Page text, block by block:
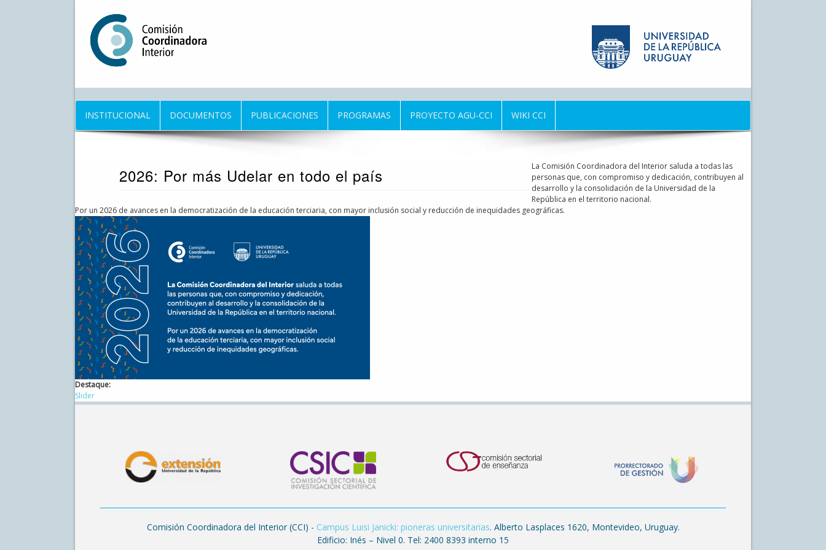
contenido
principal
INSTITUCIONAL DOCUMENTOS PUBLICACIONES PROGRAMAS PROYECTO AGU-CCI WIKI CCI
2026: Por más Udelar en todo el país
La Comisión Coordinadora del Interior saluda a todas las
personas que, con compromiso y dedicación, contribuyen al
desarrollo y la consolidación de la Universidad de la
República en el territorio nacional.
Por un 2026 de avances en la democratización de la educación terciaria, con mayor inclusión social y reducción de inequidades geográficas.
Destaque:
Slider
Comisión Coordinadora del Interior (CCI) - Campus Luisi Janicki: pioneras universitarias. Alberto Lasplaces 1620, Montevideo, Uruguay.
Edificio: Inés – Nivel 0. Tel: 2400 8393 interno 15